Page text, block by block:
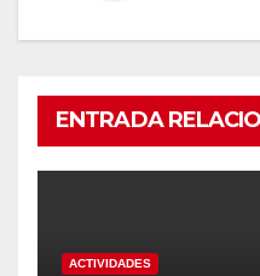
ENTRADA
ACTIVIDADES